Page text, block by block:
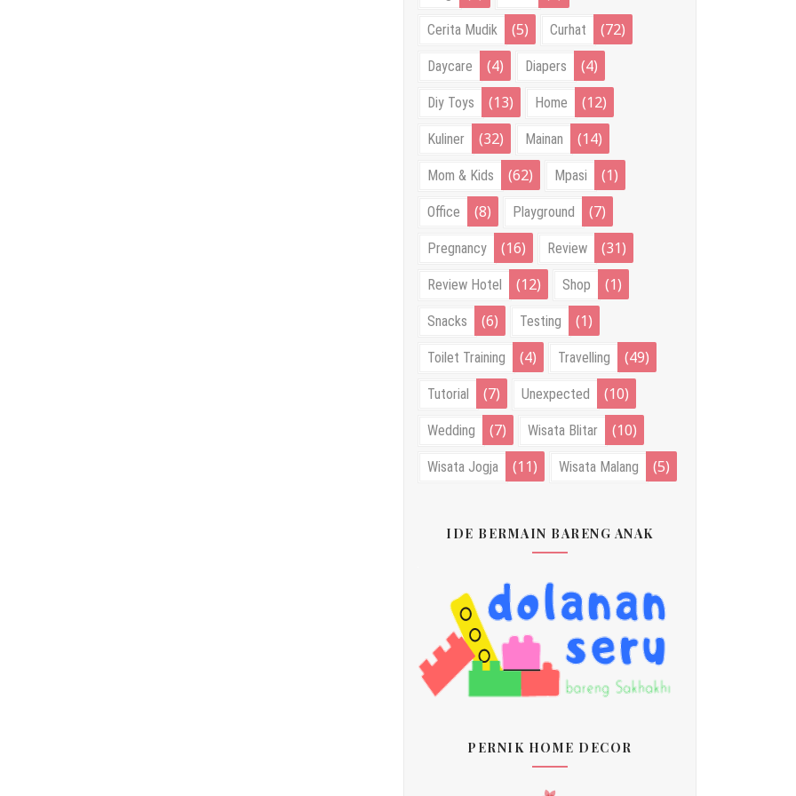
Cerita Mudik (5) Curhat (72)
Daycare (4) Diapers (4)
Diy Toys (13) Home (12)
Kuliner (32) Mainan (14)
Mom & Kids (62) Mpasi (1)
Office (8) Playground (7)
Pregnancy (16) Review (31)
Review Hotel (12) Shop (1)
Snacks (6) Testing (1)
Toilet Training (4) Travelling (49)
Tutorial (7) Unexpected (10)
Wedding (7) Wisata Blitar (10)
Wisata Jogja (11) Wisata Malang (5)
IDE BERMAIN BARENG ANAK
PERNIK HOME DECOR